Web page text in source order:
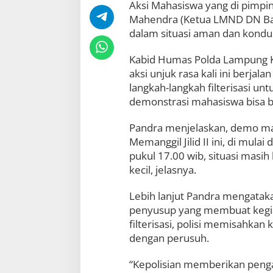
n
L
a
n
k
a
h
i
t
e
s
u
n
k
Aksi Mahasiswa yang di
Mahendra (Ketua LMND DN
dalam situasi aman dan
Kabid Humas Polda
aksi unjuk rasa kali ini
langkah-langkah filterisasi
demonstrasi mahasiswa bisa
Pandra menjelaskan, demo
Memanggil Jilid II ini, di mulai
pukul 17.00 wib, situasi
kecil, jelasnya.
Lebih lanjut Pandra
penyusup yang membuat
filterisasi, polisi memisahkan
dengan perusuh.
“Kepolisian memberikan